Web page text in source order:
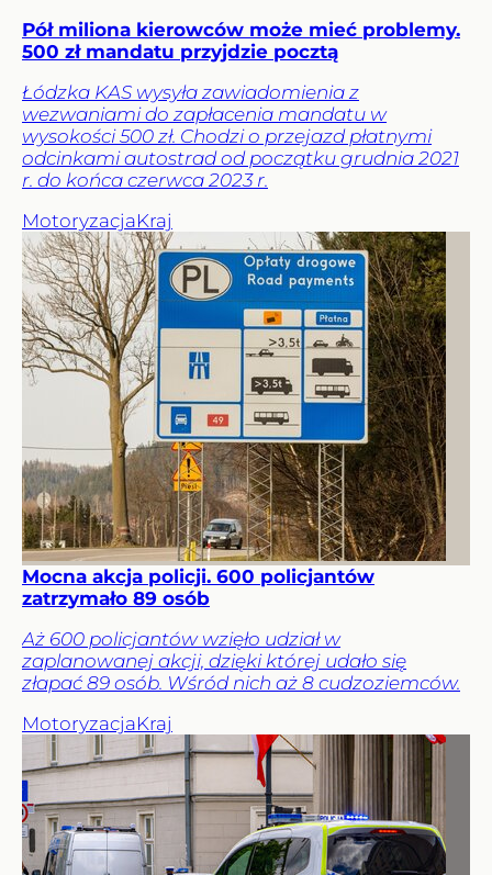
Pół miliona kierowców może mieć problemy.
500 zł mandatu przyjdzie pocztą
Łódzka KAS wysyła zawiadomienia z
wezwaniami do zapłacenia mandatu w
wysokości 500 zł. Chodzi o przejazd płatnymi
odcinkami autostrad od początku grudnia 2021
r. do końca czerwca 2023 r.
MotoryzacjaKraj
Mocna akcja policji. 600 policjantów
zatrzymało 89 osób
Aż 600 policjantów wzięło udział w
zaplanowanej akcji, dzięki której udało się
złapać 89 osób. Wśród nich aż 8 cudzoziemców.
MotoryzacjaKraj